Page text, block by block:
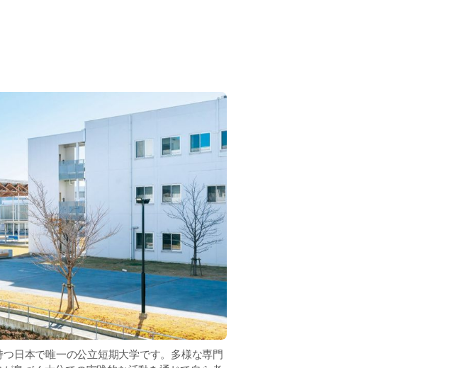
日本で唯一の公立短期大学です。多様な専門